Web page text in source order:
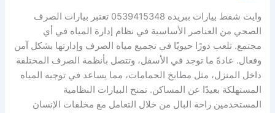
وايت شفط بيارات ببريده 0539415348 تعتبر بيارات الصرف
الصحي من العناصر الأساسية في نظام إدارة المياه في أي
مجتمع. تلعب دورًا حيويًا في تجميع مياه الصرف وإدارتها بشكل آمن
وفعال. عادةً ما توجد في الأسفل، وتتصل بأنظمة الصرف المختلفة
داخل المنزل، مثل مطابخ الحمامات، مما يساعد في توجيه المياه
المستهلكة بعيدًا عن المساكن. تمنح البيارات النظامية
المستخدمين راحة البال من خلال التعامل مع مخلفات الإنسان